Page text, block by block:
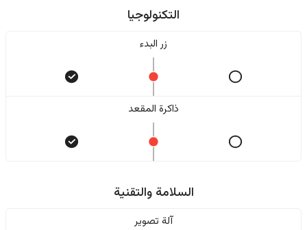
التكنولوجيا
زر البدء
ذاكرة المقعد
السلامة والتقنية
آلة تصوير